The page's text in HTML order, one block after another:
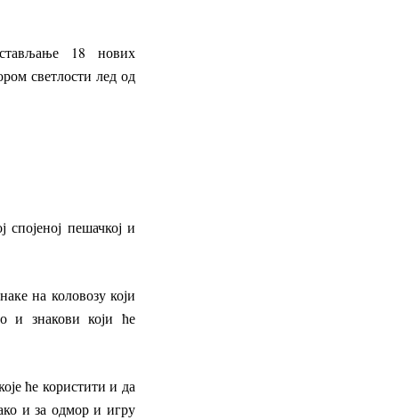
18 нових
светлости лед од
спојеној пешачкој и
на коловозу који
и знакови који ће
ће користити и да
и за одмор и игру